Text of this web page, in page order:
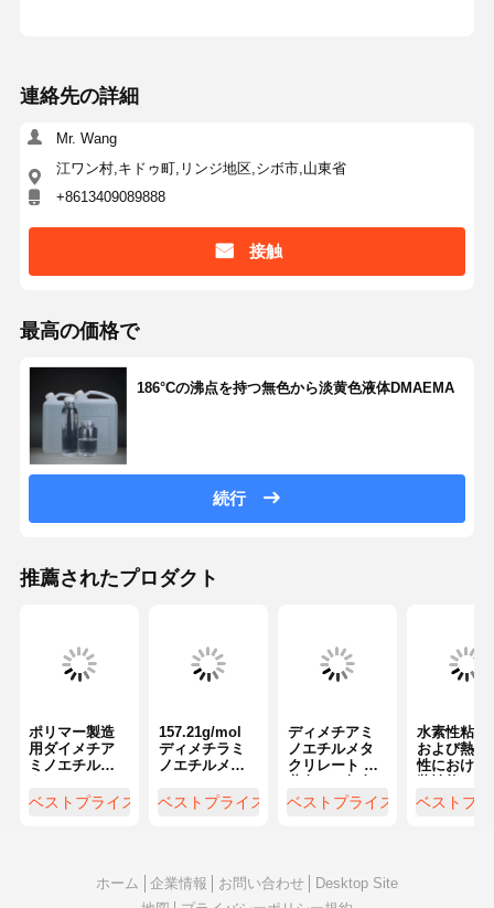
連絡先の詳細
Mr. Wang
江ワン村,キドゥ町,リンジ地区,シボ市,山東省
+8613409089888
接触
最高の価格で
186°Cの沸点を持つ無色から淡黄色液体DMAEMA
続行
推薦されたプロダクト
ポリマー製造
用ダイメチア
ミノエチルメ
99% 純度
ベストプライス
157.21g/mol
ディメチラミ
ノエチルメタ
CAS番号
2867472 折り
ーおよびコポ
リマーの生産
ベストプライス
ディメチアミ
ノエチルメタ
クリレート 薄
ポリマーとコ
ポリマーの生
ベストプライス
水素性粘着
および熱固
性における
させるダイ
チアミノエ
ベストプ
ホーム 企業情報 お問い合わせ
Desktop Site